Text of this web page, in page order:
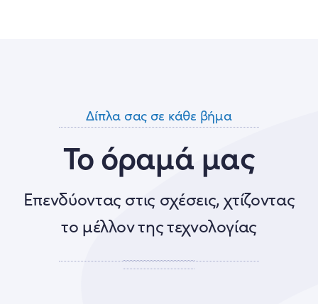
Δίπλα σας σε κάθε βήμα
Το όραμά μας
Επενδύοντας στις σχέσεις, χτίζοντας
το μέλλον της τεχνολογίας